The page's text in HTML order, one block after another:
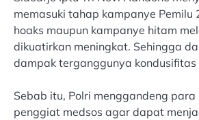
memasuki tahap kampanye Pemilu
hoaks maupun kampanye hitam
dikuatirkan meningkat. Sehingga
dampak terganggunya kondusifitas
Sebab itu, Polri menggandeng para
penggiat medsos agar dapat